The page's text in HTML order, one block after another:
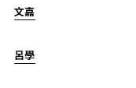
文嘉
呂學開催